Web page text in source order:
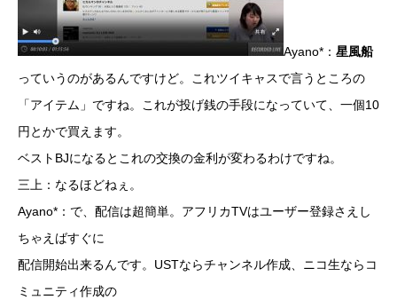
Ayano*： 星風船
っていうのがあるんですけど。これツイキャスで言うところの
「アイテム」ですね。これが投げ銭の手段になっていて、一個10
円とかで買えます。
ベストBJになるとこれの交換の金利が変わるわけですね。
三上：なるほどねぇ。
Ayano*：で、配信は超簡単。アフリカTVはユーザー登録さえし
ちゃえばすぐに
配信開始出来るんです。USTならチャンネル作成、ニコ生ならコ
ミュニティ作成の